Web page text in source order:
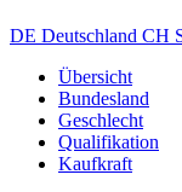
DE Deutschland CH
Übersicht
Bundesland
Geschlecht
Qualifikation
Kaufkraft